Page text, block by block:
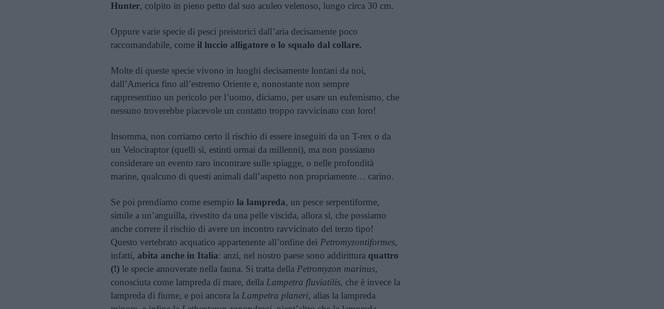
Hunter, colpito in pieno petto dal suo aculeo velenoso, lungo circa 30 cm.
Oppure varie specie di pesci preistorici dall’aria decisamente poco
raccomandabile, come il luccio alligatore o lo squalo dal collare.
Molte di queste specie vivono in luoghi decisamente lontani da noi,
dall’America fino all’estremo Oriente e, nonostante non sempre
rappresentino un pericolo per l’uomo, diciamo, per usare un eufemismo, che
nessuno troverebbe piacevole un contatto troppo ravvicinato con loro!
Insomma, non corriamo certo il rischio di essere inseguiti da un T-rex o da
un Velociraptor (quelli sì, estinti ormai da millenni), ma non possiamo
considerare un evento raro incontrare sulle spiagge, o nelle profondità
marine, qualcuno di questi animali dall’aspetto non propriamente… carino.
Se poi prendiamo come esempio la lampreda, un pesce serpentiforme,
simile a un’anguilla, rivestito da una pelle viscida, allora sì, che possiamo
anche correre il rischio di avere un incontro ravvicinato del terzo tipo!
Questo vertebrato acquatico appartenente all’ordine dei Petromyzontiformes,
infatti, abita anche in Italia: anzi, nel nostro paese sono addirittura quattro
(!) le specie annoverate nella fauna. Si tratta della Petromyzon marinus,
conosciuta come lampreda di mare, della Lampetra fluviatilis, che è invece la
lampreda di fiume, e poi ancora la Lampetra planeri, alias la lampreda